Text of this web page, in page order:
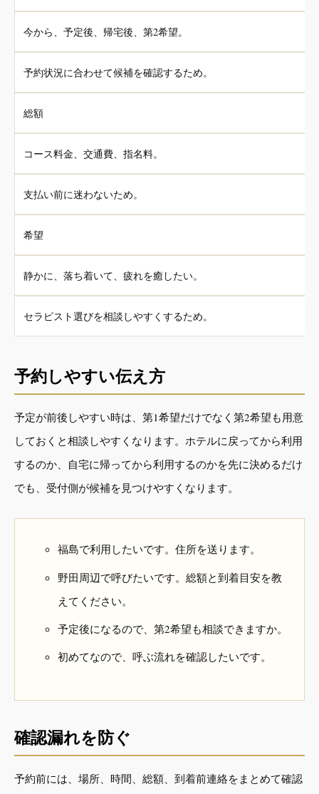
今から、予定後、帰宅後、第2希望。
予約状況に合わせて候補を確認するため。
総額
コース料金、交通費、指名料。
支払い前に迷わないため。
希望
静かに、落ち着いて、疲れを癒したい。
セラピスト選びを相談しやすくするため。
予約しやすい伝え方
予定が前後しやすい時は、第1希望だけでなく第2希望も用意
しておくと相談しやすくなります。ホテルに戻ってから利用
するのか、自宅に帰ってから利用するのかを先に決めるだけ
でも、受付側が候補を見つけやすくなります。
福島で利用したいです。住所を送ります。
野田周辺で呼びたいです。総額と到着目安を教
えてください。
予定後になるので、第2希望も相談できますか。
初めてなので、呼ぶ流れを確認したいです。
確認漏れを防ぐ
予約前には、場所、時間、総額、到着前連絡をまとめて確認